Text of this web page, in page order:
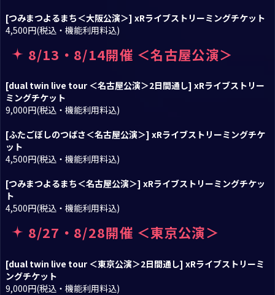
[つみまつよるまち＜大阪公演＞] xRライブストリーミングチケット
4,500円(税込・機能利用料込)
8/13・8/14開催 ＜名古屋公演＞
[dual twin live tour ＜名古屋公演＞2日間通し] xRライブストリー
ミングチケット
9,000円(税込・機能利用料込)
[ふたごぼしのつばさ＜名古屋公演＞] xRライブストリーミングチケ
ット
4,500円(税込・機能利用料込)
[つみまつよるまち＜名古屋公演＞] xRライブストリーミングチケッ
ト
4,500円(税込・機能利用料込)
8/27・8/28開催 ＜東京公演＞
[dual twin live tour ＜東京公演＞2日間通し] xRライブストリーミ
ングチケット
9,000円(税込・機能利用料込)